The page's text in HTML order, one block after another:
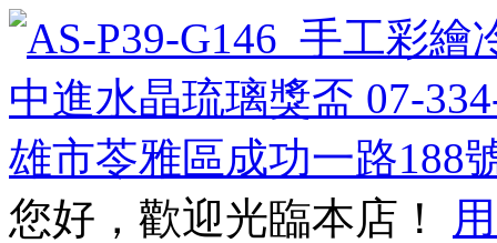
您好，歡迎光臨本店！